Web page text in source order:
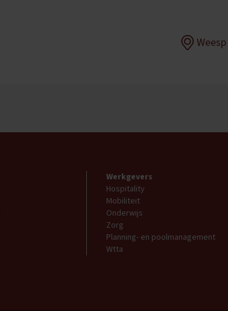
Weesp
Werkgevers
Hospitality
Mobiliteit
Onderwijs
Zorg
Planning- en poolmanagement
Wtta